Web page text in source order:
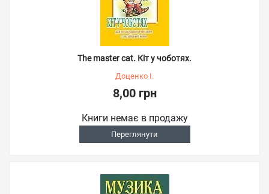
The master cat. Кіт у чоботях.
Доценко І.
8,00 грн
Книги немає в продажу
Переглянути